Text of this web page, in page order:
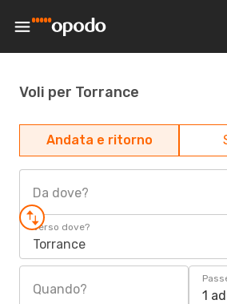
Voli per Torrance
Andata e ritorno
Da dove?
Verso dove?
Torrance
Quando? 1